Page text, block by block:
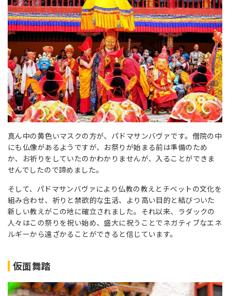
真ん中の黄色いマスクの方が、パドマサンバヴァです。僧院の中
にも仏像があるようですが、お祭りが始まる前は準備のため
か、お祈りをしていたのかわかりませんが、入ることができま
せんでしたので諦めました。
そして、パドマサンバヴァにより仏教の教えとチベットの文化を
組み合わせ、祈りと禁欲的な生活、より高い目的と結びついた
新しい教えがこの地に確立されました。それ以来、ラダックの
人々はこの祭りを祝い始め、盛大に祝うことでネガティブなエネ
ルギーから遠ざかることができると信じています。
仮面舞踏